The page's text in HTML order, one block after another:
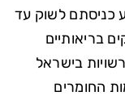
כניסתם לשוק עד
בריאותיים
בישראל
החומרים